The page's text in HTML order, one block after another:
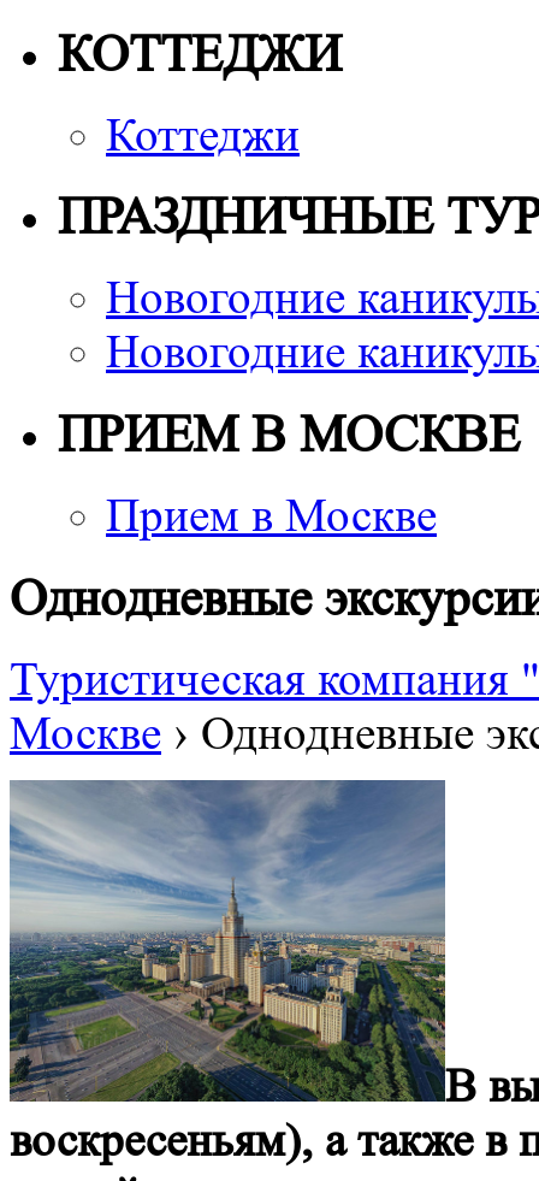
КОТТЕДЖИ
Коттеджи
ПРАЗДНИЧНЫЕ
Новогодние
Новогодние
ПРИЕМ В МОСКВЕ
Прием в Москве
Однодневные
Туристическая
Москве › Однодневные
В
воскресеньям), а также в